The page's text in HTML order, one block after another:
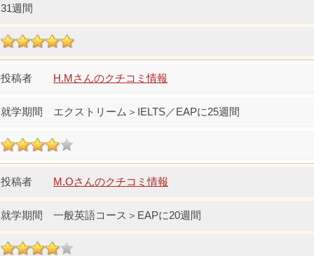
31週間
H.Mさんのクチコミ情報
エクストリーム＞IELTS／EAPに25週間
M.Oさんのクチコミ情報
一般英語コース＞EAPに20週間